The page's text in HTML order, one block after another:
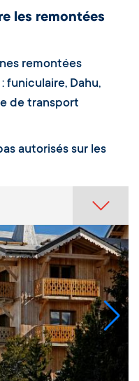
les remontées
remontées
funiculaire, Dahu,
de transport
autorisés sur les